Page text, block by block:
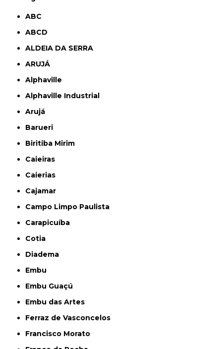
ABC
ABCD
ALDEIA DA SERRA
ARUJÁ
Alphaville
Alphaville Industrial
Arujá
Barueri
Biritiba Mirim
Caieiras
Caierias
Cajamar
Campo Limpo Paulista
Carapicuíba
Cotia
Diadema
Embu
Embu Guaçú
Embu das Artes
Ferraz de Vasconcelos
Francisco Morato